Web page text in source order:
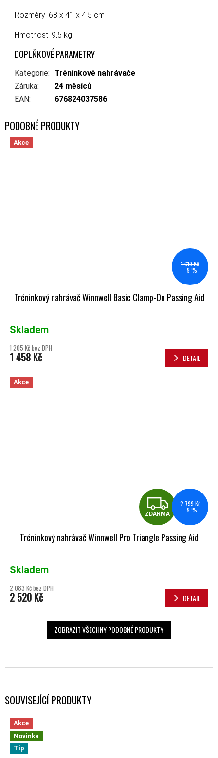
SOUVISEJÍCÍ PRODUKTY
Akce
Novinka
Tip
Rozměry: 68 x 41 x 4.5 cm
Hmotnost: 9,5 kg
DOPLŇKOVÉ PARAMETRY
Kategorie:
Tréninkové nahrávače
Záruka:
24 měsíců
EAN: 676824037586
Akce
1 619 Kč
–9 %
Tréninkový nahrávač Winnwell Basic Clamp-On Passing Aid
Skladem
1 205 Kč bez DPH
1 458 Kč DETAIL
Akce
ZDARMA
2 799 Kč
–9 %
Tréninkový nahrávač Winnwell Pro Triangle Passing Aid
Skladem
2 083 Kč bez DPH
2 520 Kč DETAIL
ZOBRAZIT VŠECHNY PODOBNÉ PRODUKTY